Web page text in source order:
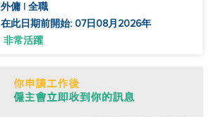
外傭 | 全職
在此日期前開始: 07日08月2026年
非常活躍